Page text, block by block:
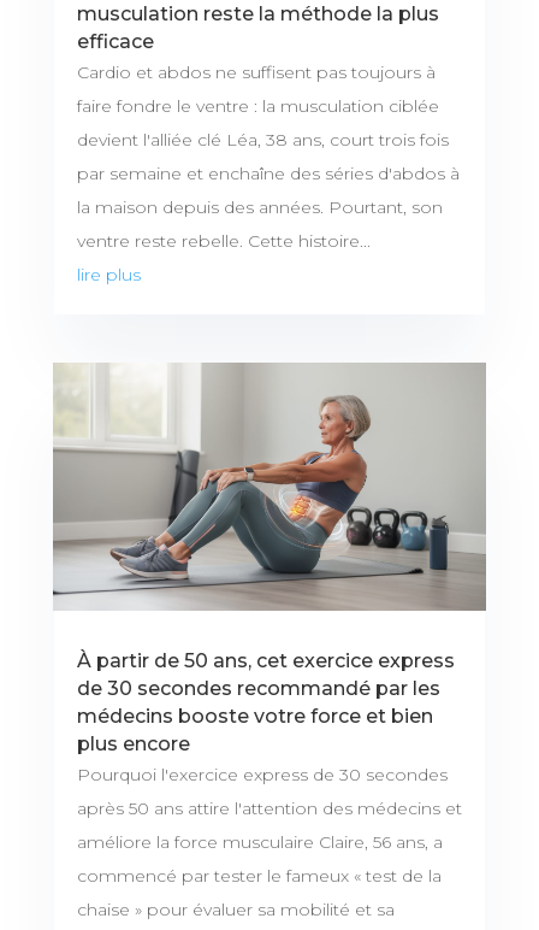
musculation reste la méthode la plus
efficace
Cardio et abdos ne suffisent pas toujours à
faire fondre le ventre : la musculation ciblée
devient l'alliée clé Léa, 38 ans, court trois fois
par semaine et enchaîne des séries d'abdos à
la maison depuis des années. Pourtant, son
ventre reste rebelle. Cette histoire...
lire plus
À partir de 50 ans, cet exercice express
de 30 secondes recommandé par les
médecins booste votre force et bien
plus encore
Pourquoi l'exercice express de 30 secondes
après 50 ans attire l'attention des médecins et
améliore la force musculaire Claire, 56 ans, a
commencé par tester le fameux « test de la
chaise » pour évaluer sa mobilité et sa